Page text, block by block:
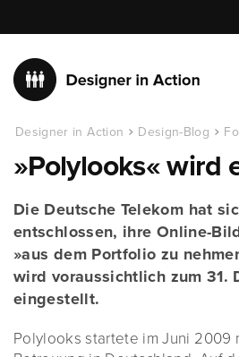
Designer in Action Design-Blog
»Polylooks« wird
Die Deutsche Telekom hat
entschlossen, ihre Online-
»aus dem Portfolio zu
wird voraussichtlich zum 31.
eingestellt.
Polylooks startete im Juni 2009